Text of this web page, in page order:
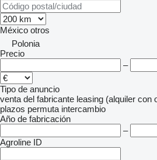
México otros
Polonia
Precio
–
Tipo de anuncio
venta del fabricante leasing (alquiler con
plazos permuta intercambio
Año de fabricación
–
Agroline ID